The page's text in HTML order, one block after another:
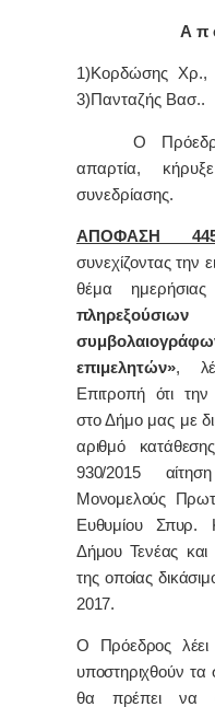
Α π
1)Κορδώσης Χρ.,
3)Πανταζής Βασ..
Ο Πρόεδρος,
απαρτία,
συνεδρίασης.
ΑΠΟΦΑΣΗ
συνεχίζοντας την
θέμα
επιμελητών»,
Επιτροπή ότι
στο Δήμο μας με
αριθμό
930/2015 αίτηση
Μονομελούς
Ευθυμίου Σπυρ.
Δήμου Τενέας
της οποίας
2017.
Ο Πρόεδρος
υποστηριχθούν
θα πρέπει να